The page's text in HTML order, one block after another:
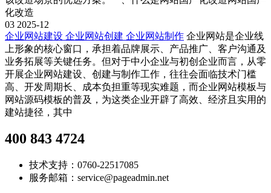
化改造
03 2025-12
企业网站建设 企业网站创建 企业网站制作 企业网站是企业线
上形象的核心窗口，承担着品牌展示、产品推广、客户沟通及
业务拓展等关键任务。但对于中小企业与初创企业而言，从零
开展企业网站建设、创建与制作工作，往往会面临技术门槛
高、开发周期长、成本负担重等现实难题，而企业网站模板与
网站源码模板的普及，为这类企业开辟了高效、经济且实用的
建站捷径，其中
400 843 4724
技术支持：0760-22517085
服务邮箱：service@pageadmin.net